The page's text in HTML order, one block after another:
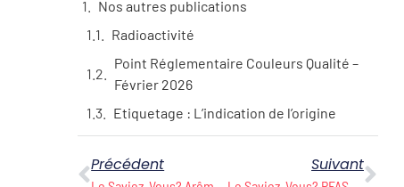
Nos autres publications
Radioactivité
Point Réglementaire Couleurs Qualité –
Février 2026
Etiquetage : L’indication de l’origine
Précédent Suivant